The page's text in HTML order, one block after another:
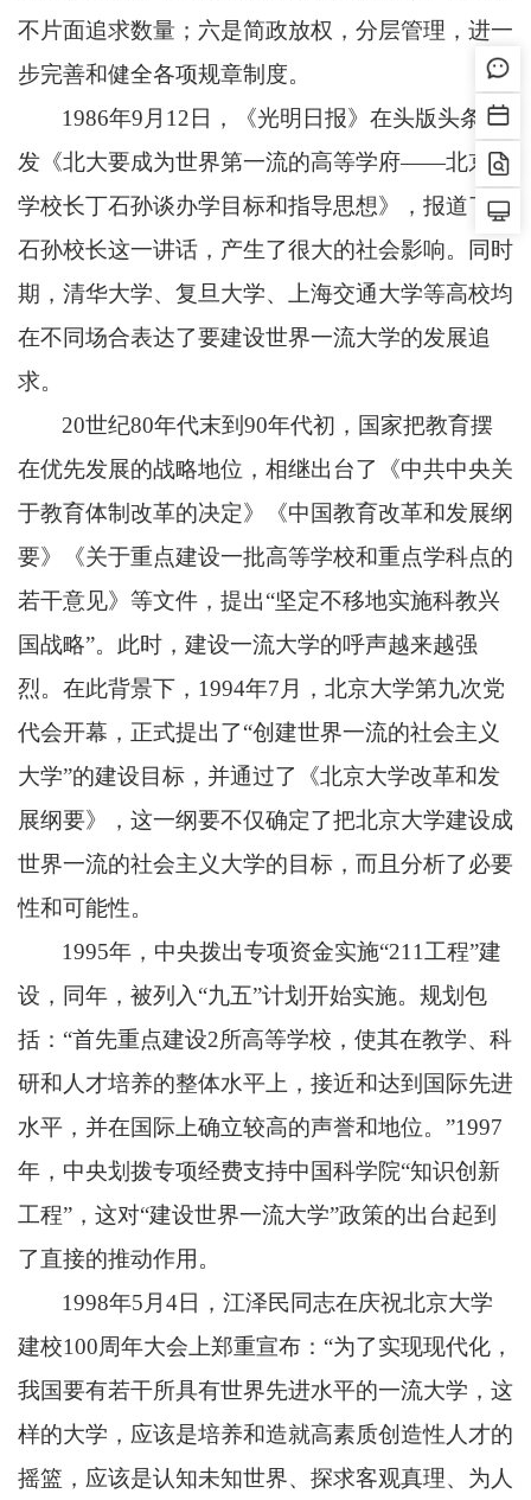
不片面追求数量；六是简政放权，分层管理，进一
步完善和健全各项规章制度。
1986年9月12日，《光明日报》在头版头条刊
发《北大要成为世界第一流的高等学府——北京大
学校长丁石孙谈办学目标和指导思想》，报道了丁
石孙校长这一讲话，产生了很大的社会影响。同时
期，清华大学、复旦大学、上海交通大学等高校均
在不同场合表达了要建设世界一流大学的发展追
求。
20世纪80年代末到90年代初，国家把教育摆
在优先发展的战略地位，相继出台了《中共中央关
于教育体制改革的决定》《中国教育改革和发展纲
要》《关于重点建设一批高等学校和重点学科点的
若干意见》等文件，提出“坚定不移地实施科教兴
国战略”。此时，建设一流大学的呼声越来越强
烈。在此背景下，1994年7月，北京大学第九次党
代会开幕，正式提出了“创建世界一流的社会主义
大学”的建设目标，并通过了《北京大学改革和发
展纲要》，这一纲要不仅确定了把北京大学建设成
世界一流的社会主义大学的目标，而且分析了必要
性和可能性。
1995年，中央拨出专项资金实施“211工程”建
设，同年，被列入“九五”计划开始实施。规划包
括：“首先重点建设2所高等学校，使其在教学、科
研和人才培养的整体水平上，接近和达到国际先进
水平，并在国际上确立较高的声誉和地位。”1997
年，中央划拨专项经费支持中国科学院“知识创新
工程”，这对“建设世界一流大学”政策的出台起到
了直接的推动作用。
1998年5月4日，江泽民同志在庆祝北京大学
建校100周年大会上郑重宣布：“为了实现现代化，
我国要有若干所具有世界先进水平的一流大学，这
样的大学，应该是培养和造就高素质创造性人才的
摇篮，应该是认知未知世界、探求客观真理、为人